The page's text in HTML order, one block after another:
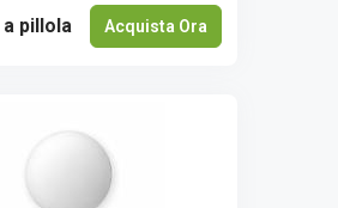
a pillola Acquista Ora